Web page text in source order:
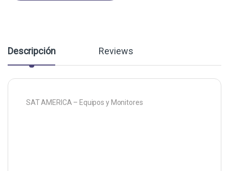
Descripción Reviews
SAT AMERICA – Equipos y Monitores